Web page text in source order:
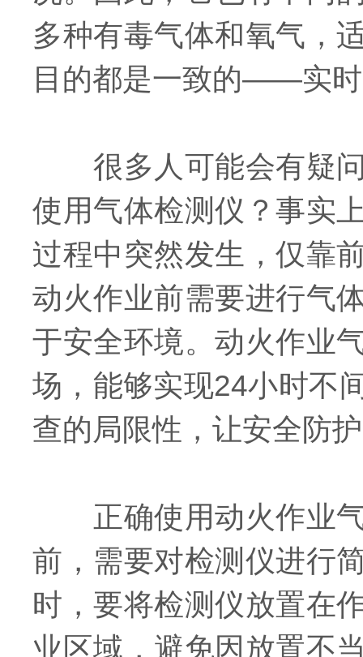
多种有毒气体和氧气，
目的都是一致的——实
很多人可能会有疑问
使用气体检测仪？事实
过程中突然发生，仅靠
动火作业前需要进行气
于安全环境。动火作业
场，能够实现24小时不
查的局限性，让安全防
正确使用动火作业气
前，需要对检测仪进行
时，要将检测仪放置在
业区域，避免因放置不